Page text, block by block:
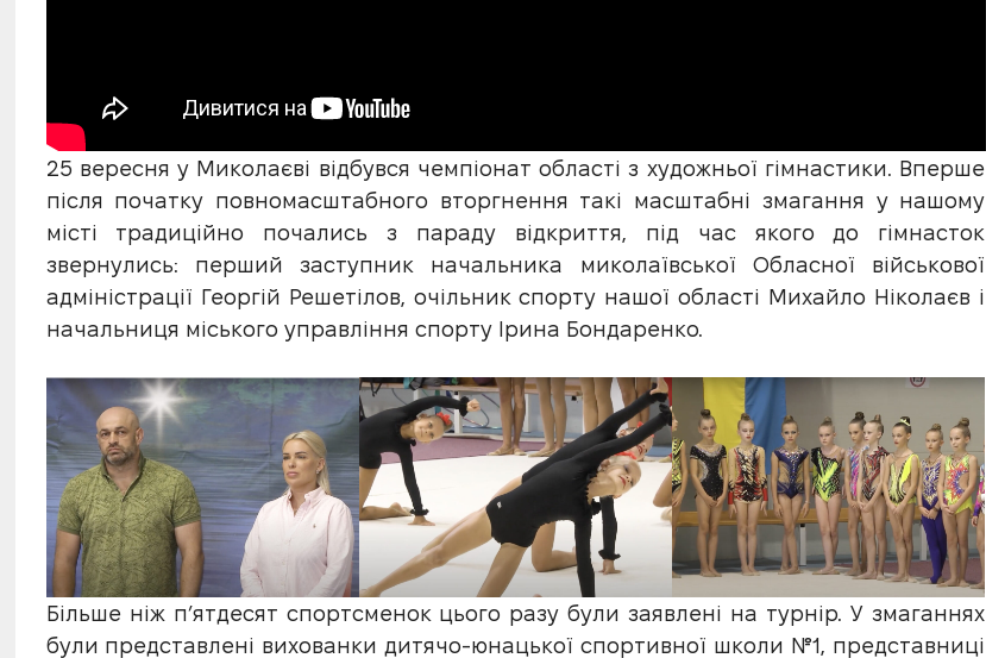
25 вересня у Миколаєві відбувся чемпіонат області з художньої гімнастики. Вперше
після початку повномасштабного вторгнення такі масштабні змагання у нашому
місті традиційно почались з параду відкриття, під час якого до гімнасток
звернулись: перший заступник начальника миколаївської Обласної військової
адміністрації Георгій Решетілов, очільник спорту нашої області Михайло Ніколаєв і
начальниця міського управління спорту Ірина Бондаренко.
Більше ніж п’ятдесят спортсменок цього разу були заявлені на турнір. У змаганнях
були представлені вихованки дитячо-юнацької спортивної школи №1, представниці